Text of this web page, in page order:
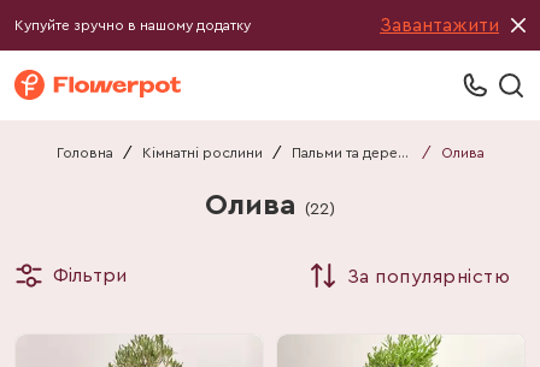
Купуйте зручно в нашому додатку Завантажити
Головна / Кімнатні рослини / Пальми та дерева / Олива
Олива (22)
Фільтри За популярністю